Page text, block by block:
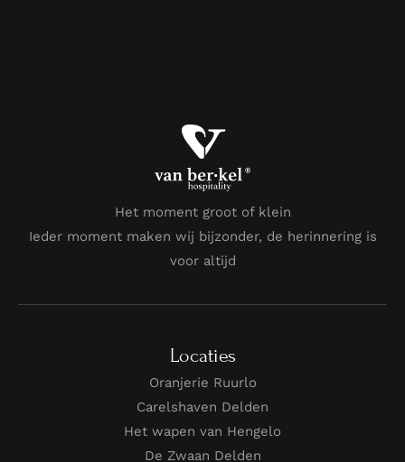
Het moment groot of klein
Ieder moment maken wij bijzonder, de herinnering is
voor altijd
Locaties
Oranjerie Ruurlo
Carelshaven Delden
Het wapen van Hengelo
De Zwaan Delden